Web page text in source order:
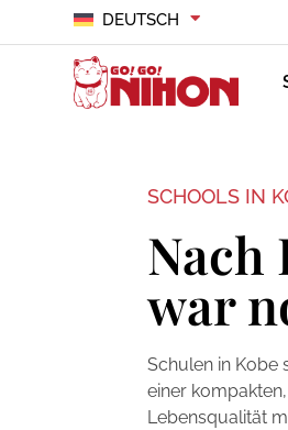
DEUTSCH
SCHOOLS IN
Nach
war
Schulen in Kobe
einer
Lebensqualität